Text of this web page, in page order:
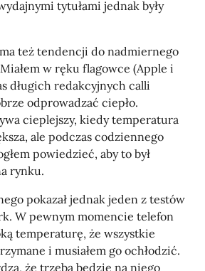
tytułami jednak były
też tendencji do nadmiernego
w ręku flagowce (Apple i
długich redakcyjnych calli
odprowadzać ciepło.
cieplejszy, kiedy temperatura
ale podczas codziennego
powiedzieć, aby to był
rynku.
pokazał jednak jeden z testów
W pewnym momencie telefon
temperaturę, że wszystkie
i musiałem go ochłodzić.
że trzeba będzie na niego